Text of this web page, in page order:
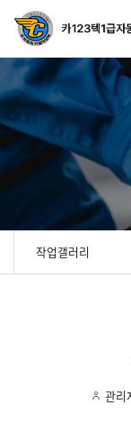
작업갤러리
관리